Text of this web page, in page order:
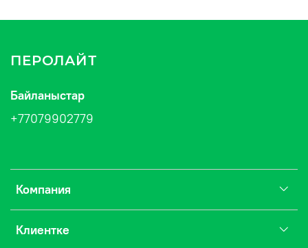
ПЕРОЛАЙТ
Компания
Клиентке
Байланыстар
+77079902779